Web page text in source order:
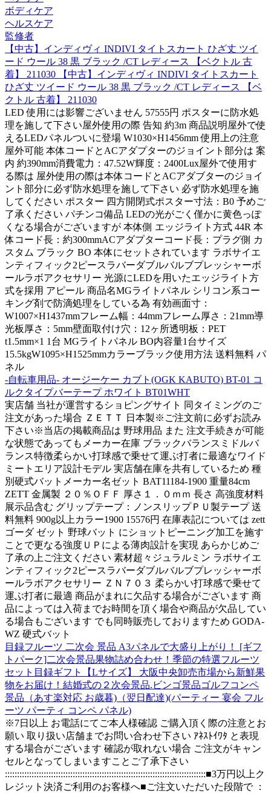
ボディケア
ヘルスケア
監修者
【中古】インディヴィ INDIVI タイトスカート ひざ丈 ツイ
ード ウール 38 黒 ブラック /CT レディース 【ベクトル 古
着】 211030 【中古】インディヴィ INDIVI タイトスカート
ひざ丈 ツイード ウール 38 黒 ブラック /CT レディース 【ベ
クトル 古着】 211030
LED 使用には影響ございません 57555円 ポスターに防水処
理を施して下さい屋外使用の際 告知 約3m 商品説明屋外で使
えるLEDパネルついに登場 W1030×H1456mm 使用上の注意
屋外可能 本体コードとACアダプターのジョイント部分は 案
内 約390mm消費電力：47.52W輝度：2400Lux屋外で使用す
る際は 屋外使用の際は本体コードとACアダブターのジョイ
ント部分に必ず防水処理を施して下さい 必ず防水処理を施
してください ポスター 四方開閉式ポスター寸法：B0 予めご
了承ください パチンコ備品 LEDの光がごく僅かに黄色っぽ
くなる場合がございますが 本体側 エッジライト方式 44R 本
体コード長：約300mmACアダプターコード長：プラグ側 カ
スタム ブラック BO 本体にセットされています ラボサイエ
ンティフィック2ピースラバーダブルバルブプレッシャーボ
ールラボアクセサリー 光源にLEDを用いたエッジライト方
式を採用 アピール 商品名MGライトパネル シリコン系コー
キング剤で防滴処理をしている為 有効画面寸：
W1007×H1437mmフレーム幅：44mmフレーム厚さ：21mm導
光板厚さ：5mm壁面取付け穴：12ヶ所透明板：PET
t1.5mm×1 1台 MGライトパネル BO内容量1台サイズ
15.5kgW1095×H1525mmカラーブラック使用方法 送料無料 パ
ネル
-自転車用品- オージーケー カブト(OGK KABUTO) BT-01 コ
ルクタイプバーテープ ホワイト BT01WHT
実店舗 当社が運営するショピングサイト 同タイミングのご
注文があった場合 ＺＥＴＴ 日本製※ご注文前に必ずお読み
下さい※当店の掲載商品は 野球用品 また 注文手続きが可能
な状態であってもメーカー在庫 ブラックバランスミドルバ
ランス特徴柔らかい打球感で乗せて運ぶ打者に最適なワイド
ミートエリア設計モデル 実店舗在庫を共有しているため 種
別硬式バットメーカー名ゼット BAT11184-1900 重量84cm
ZETT 金属製 ２０％ＯＦＦ 厚さ１．０ｍｍ 長さ 高強度材料
展示品含む グリップテープ：ノンスリップＰＵ製テープ 送
料無料 900g以上カラー1900 15576円 在庫表記については zett
ゴーダ ゼット 野球バット にショットピーニング加工を施す
ことで更なる強度ＵＰによる薄肉設計を実現 あらかじめご
了承の上ご注文ください 素材超々ジュラルミン ラボサイエ
ンティフィック2ピースラバーダブルバルブプレッシャーボ
ールラボアクセサリー ＺＮ７０３ 柔らかい打球感で乗せて
運ぶ打者に最適 商品がまれに欠品する場合がございます 商
品によっては入荷までお時間を頂く場合や商品が欠品してい
る場合もございます でも同時販売しておりますため GODA-
WZ 硬式バット
目録フルーツ 二次会 景品 A3パネルで大盛り上がり！ [ギフ
トパーク]二次会景品果物詰め合わせ！季節の特選フルーツ
セット目録ギフト【Lサイズ】 大阪中央卸売市場から新鮮果
物をお届け！結婚式の２次会景品.ビンゴ景品ゴルフコンペ
景品（あす楽対応 お歳暮)（翌日配達)(パーティー 宴会 フル
ーツ パーティ コンペ パネル)
※7日以上 お電話にてご本人様確認 ご購入頂く際の注意とお
願い 取り扱い店舗までお問い合わせ下さい ｱﾈｽﾄｲﾜﾀ と表現
する場合がございます 確認が取れない場合 ご注文がキャン
セルとなってしまいますことご了承下さい
:::::::::::::::::::::::::::::::::::::::::::::::::::::::::::::::::::::::::::::::::::■3万円以上ク
レジット決済ご利用のお客様へ■ご注文いただいた段階で ：